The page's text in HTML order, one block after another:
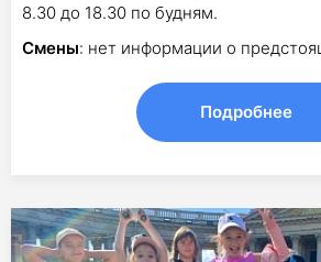
8.30 до 18.30 по будням.
Смены: нет информации о
Подробнее